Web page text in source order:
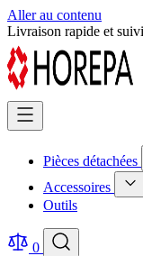
Aller au contenu
Pièces détachées
Pièces détachées
Accessoires
Outils
0